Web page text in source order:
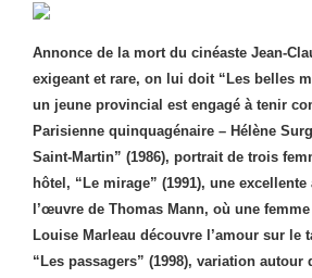
Annonce de la mort du cinéaste Jean-
exigeant et rare, on lui doit “Les belles
un jeune provincial est engagé à tenir
Parisienne quinquagénaire – Hélène
Saint-Martin” (1986), portrait de trois
hôtel, “Le mirage” (1991), une
l’œuvre de Thomas Mann, où une
Louise Marleau découvre l’amour sur le
“Les passagers” (1998), variation autour